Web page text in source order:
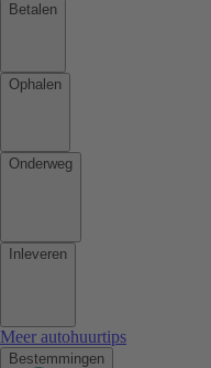
Betalen
Ophalen
Onderweg
Inleveren
Meer autohuurtips
Bestemmingen